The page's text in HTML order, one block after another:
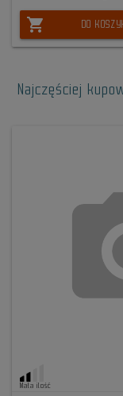
shopping_cart DO
Najczęściej
Mała ilość